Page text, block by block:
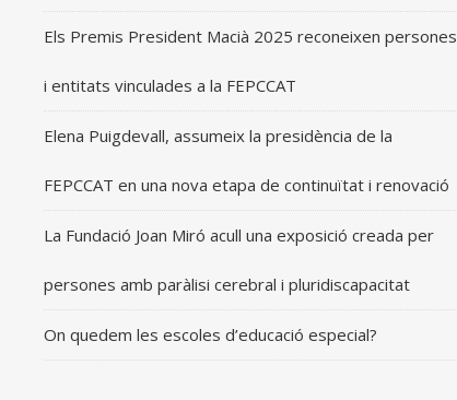
Els Premis President Macià 2025 reconeixen persones
i entitats vinculades a la FEPCCAT
Elena Puigdevall, assumeix la presidència de la
FEPCCAT en una nova etapa de continuïtat i renovació
La Fundació Joan Miró acull una exposició creada per
persones amb paràlisi cerebral i pluridiscapacitat
On quedem les escoles d’educació especial?